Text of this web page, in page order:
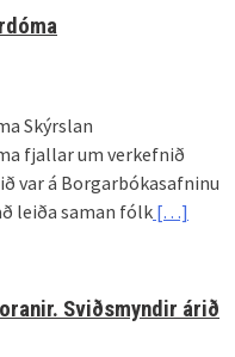
Skýrslan
fjallar um verkefnið
var á Borgarbókasafninu
leiða saman fólk […]
Sviðsmyndir árið